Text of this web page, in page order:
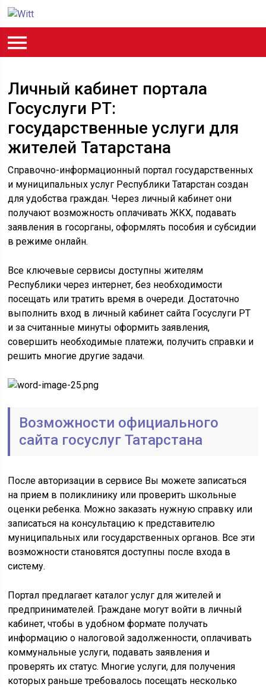
Личный кабинет портала
Госуслуги РТ:
государственные услуги для
жителей Татарстана
Справочно-информационный портал государственных
и муниципальных услуг Республики Татарстан создан
для удобства граждан. Через личный кабинет они
получают возможность оплачивать ЖКХ, подавать
заявления в госорганы, оформлять пособия и субсидии
в режиме онлайн.
Все ключевые сервисы доступны жителям
Республики через интернет, без необходимости
посещать или тратить время в очереди. Достаточно
выполнить вход в личный кабинет сайта Госуслуги РТ
и за считанные минуты оформить заявления,
совершить необходимые платежи, получить справки и
решить многие другие задачи.
Возможности официального
сайта госуслуг Татарстана
После авторизации в сервисе Вы можете записаться
на прием в поликлинику или проверить школьные
оценки ребенка. Можно заказать нужную справку или
записаться на консультацию к представителю
муниципальных или государственных органов. Все эти
возможности становятся доступны после входа в
систему.
Портал предлагает каталог услуг для жителей и
предпринимателей. Граждане могут войти в личный
кабинет, чтобы в удобном формате получать
информацию о налоговой задолженности, оплачивать
коммунальные услуги, подавать заявления и
проверять их статус. Многие услуги, для получения
которых раньше требовалось посещать несколько